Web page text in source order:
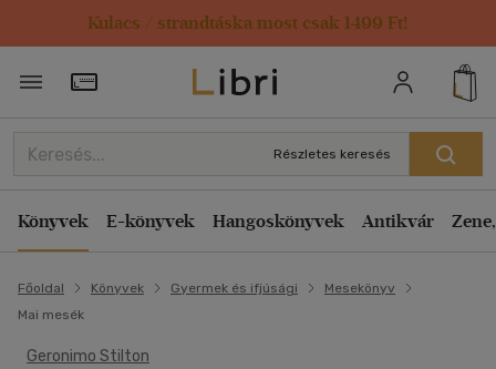
Kulacs / strandtáska most csak 1499 Ft!
Törzsvásárlói Kártya adatai
Részletes keresés
Könyvek E-könyvek Hangoskönyvek Antikvár
Főoldal Könyvek Gyermek és ifjúsági
Mesekönyv
Mai mesék
Geronimo Stilton